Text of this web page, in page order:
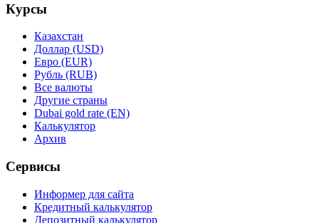
Курсы
Казахстан
Доллар (USD)
Евро (EUR)
Рубль (RUB)
Все валюты
Другие страны
Dubai gold rate (EN)
Калькулятор
Архив
Сервисы
Информер для сайта
Кредитный калькулятор
Депозитный калькулятор